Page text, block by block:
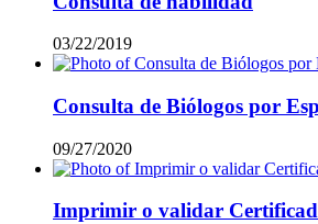
03/22/2019
Consulta de Biólogos por
09/27/2020
Imprimir o validar